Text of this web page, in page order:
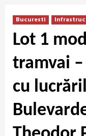
Bucuresti
Lot 1
tramvai –
cu